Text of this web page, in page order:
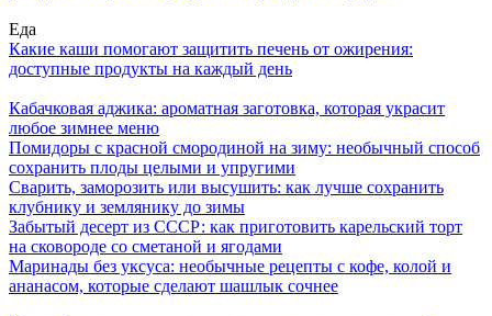
Еда
Какие каши помогают защитить печень от ожирения:
доступные продукты на каждый день
Кабачковая аджика: ароматная заготовка, которая украсит
любое зимнее меню
Помидоры с красной смородиной на зиму: необычный способ
сохранить плоды целыми и упругими
Сварить, заморозить или высушить: как лучше сохранить
клубнику и землянику до зимы
Забытый десерт из СССР: как приготовить карельский торт
на сковороде со сметаной и ягодами
Маринады без уксуса: необычные рецепты с кофе, колой и
ананасом, которые сделают шашлык сочнее